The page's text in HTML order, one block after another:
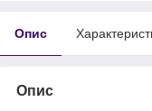
Опис
Опис